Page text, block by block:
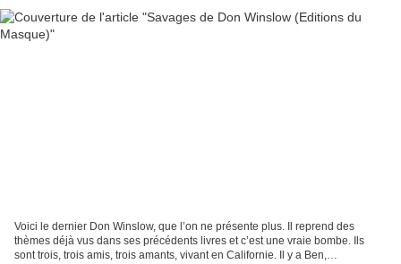
Voici le dernier Don Winslow, que l’on ne présente plus. Il reprend des
thèmes déjà vus dans ses précédents livres et c’est une vraie bombe. Ils
sont trois, trois amis, trois amants, vivant en Californie. Il y a Ben,